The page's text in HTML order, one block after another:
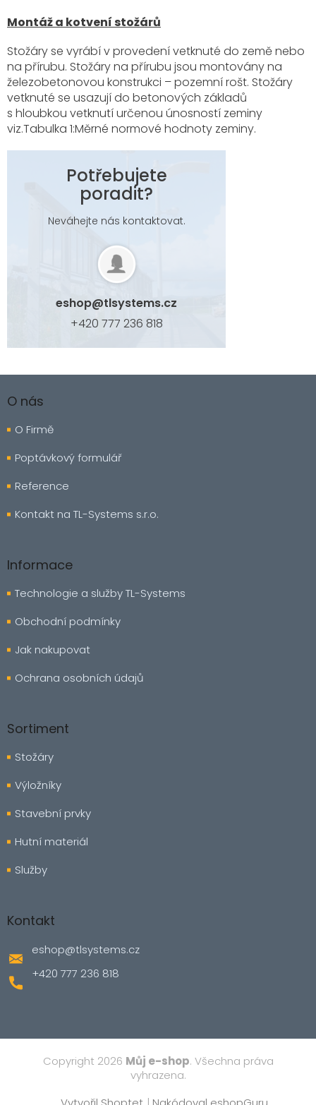
Montáž a kotvení stožárů
Stožáry se vyrábí v provedení vetknuté do země nebo
na přírubu. Stožáry na přírubu jsou montovány na
železobetonovou konstrukci – pozemní rošt. Stožáry
vetknuté se usazují do betonových základů
s hloubkou vetknutí určenou únosností zeminy
viz.Tabulka 1:Měrné normové hodnoty zeminy.
Potřebujete
poradit?
Neváhejte nás kontaktovat.
eshop@tlsystems.cz
+420 777 236 818
á
a
O nás
O Firmě
Poptávkový formulář
Reference
Kontakt na TL-Systems s.r.o.
Informace
Technologie a služby TL-Systems
Obchodní podmínky
Jak nakupovat
Ochrana osobních údajů
Sortiment
Stožáry
Výložníky
Stavební prvky
Hutní materiál
Služby
Kontakt
eshop@tlsystems.cz
+420 777 236 818
Copyright 2026 Můj e-shop. Všechna práva
vyhrazena.